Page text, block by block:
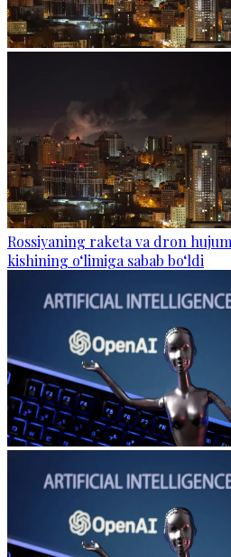
Rossiyaning raketa va dron
kishining o‘limiga sabab bo‘ldi